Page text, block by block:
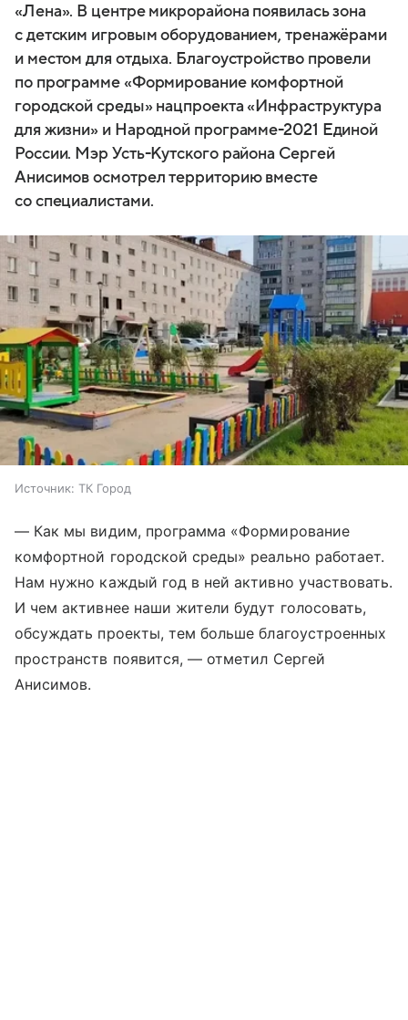
«Лена». В центре микрорайона появилась зона
с детским игровым оборудованием, тренажёрами
и местом для отдыха. Благоустройство провели
по программе «Формирование комфортной
городской среды» нацпроекта «Инфраструктура
для жизни» и Народной программе-2021 Единой
России. Мэр Усть-Кутского района Сергей
Анисимов осмотрел территорию вместе
со специалистами.
Источник: ТК Город
— Как мы видим, программа «Формирование
комфортной городской среды» реально работает.
Нам нужно каждый год в ней активно участвовать.
И чем активнее наши жители будут голосовать,
обсуждать проекты, тем больше благоустроенных
пространств появится, — отметил Сергей
Анисимов.